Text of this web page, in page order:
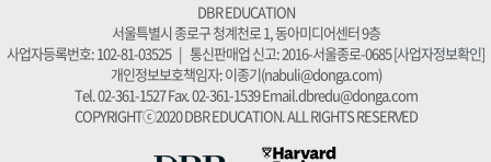
DBR EDUCATION
서울특별시 종로구 청계천로 1, 동아미디어센터 9층
사업자등록번호: 102-81-03525 | 통신판매업 신고: 2016-서울종로-0685 [사업자정보확인]
개인정보보호책임자: 이종기(nabuli@donga.com)
Tel. 02-361-1527Fax. 02-361-1539Email.dbredu@donga.com
COPYRIGHTⓒ2020 DBR EDUCATION. ALL RIGHTS RESERVED